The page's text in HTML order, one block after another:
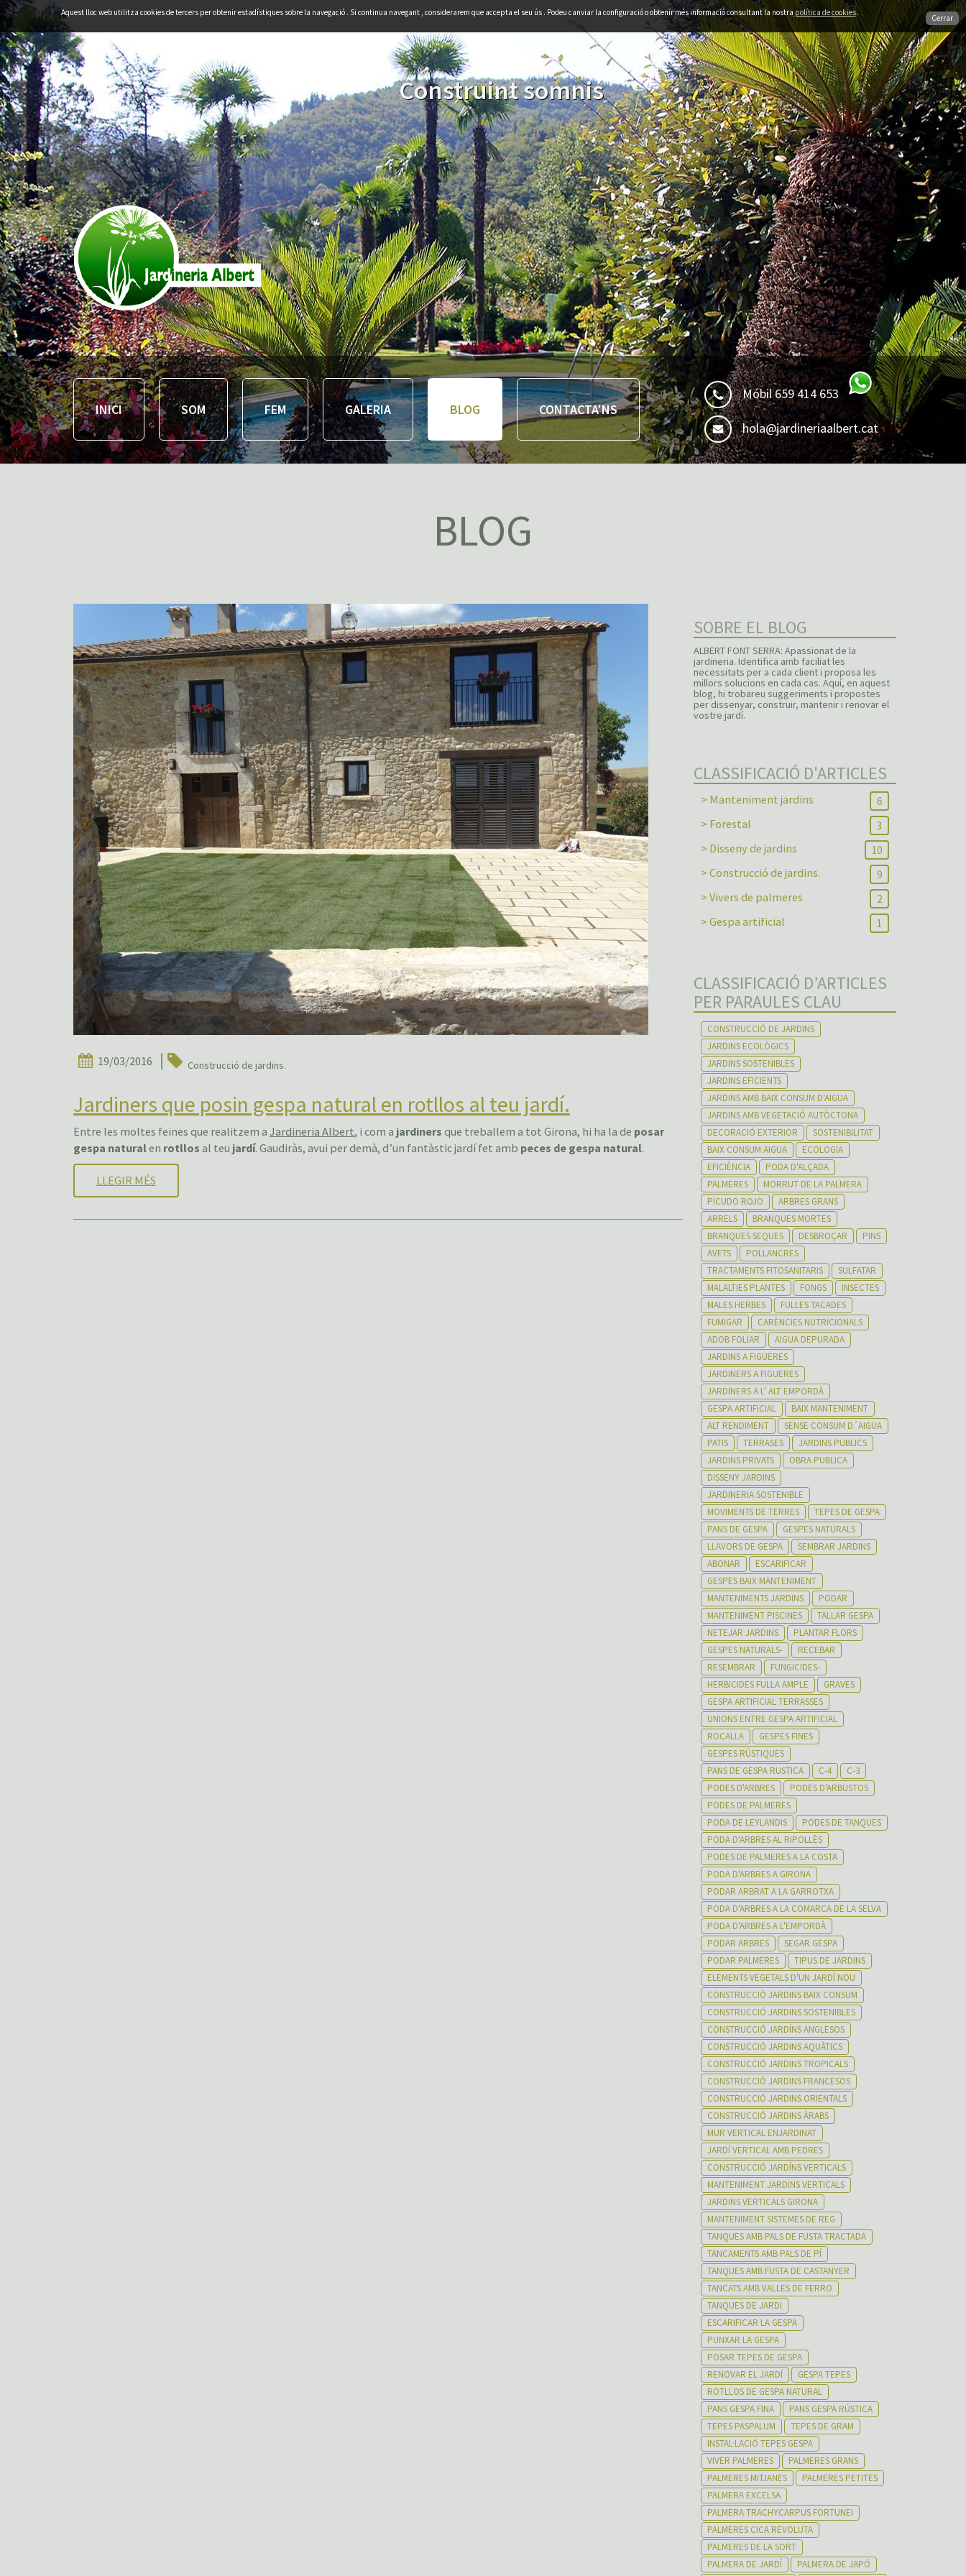
Construint somnis
INICI SOM FEM GALERIA BLOG CONTACTA'NS
Móbil 659 414 653
hola@jardineriaalbert.cat
BLOG
19/03/2016 Construcció de jardins.
Jardiners que posin gespa natural en rotllos al teu jardí.
Entre les moltes feines que realitzem a Jardineria Albert, i com a jardiners que treballem a tot Girona, hi ha la de posar
gespa naturalen rotllos al teu jardí. Gaudiràs, avui per demà, d’un fantàstic jardí fet amb peces de gespa natural.
LLEGIR MÉS
SOBRE EL BLOG
ALBERT FONT SERRA: Apassionat de la
jardineria. Identifica amb faciliat les
necessitats per a cada client i proposa les
millors solucions en cada cas. Aquí, en aquest
blog, hi trobareu suggeriments i propostes
per dissenyar, construir, mantenir i renovar el
vostre jardí.
CLASSIFICACIÓ D'ARTICLES
> Manteniment jardins 6
> Forestal 3
> Disseny de jardins 10
> Construcció de jardins. 9
> Vivers de palmeres 2
> Gespa artificial 1
CLASSIFICACIÓ D’ARTICLES
PER PARAULES CLAU
CONSTRUCCIÓ DE JARDINS
JARDINS ECOLÒGICS
JARDINS SOSTENIBLES
JARDINS EFICIENTS
JARDINS AMB BAIX CONSUM D'AIGUA
JARDINS AMB VEGETACIÓ AUTÒCTONA
DECORACIÓ EXTERIOR
SOSTENIBILITAT
BAIX CONSUM AIGUA
ECOLOGIA
EFICIÈNCIA
PODA D'ALÇADA
PALMERES
MORRUT DE LA PALMERA
PICUDO ROJO
ARBRES GRANS
ARRELS
BRANQUES MORTES
BRANQUES SEQUES
DESBROÇAR
PINS
AVETS
POLLANCRES
TRACTAMENTS FITOSANITARIS
SULFATAR
MALALTIES PLANTES
FONGS
INSECTES
MALES HERBES
FULLES TACADES
FUMIGAR
CARÈNCIES NUTRICIONALS
ADOB FOLIAR
AIGUA DEPURADA
JARDINS A FIGUERES
JARDINERS A FIGUERES
JARDINERS A L' ALT EMPORDÀ
GESPA ARTIFICIAL
BAIX MANTENIMENT
ALT RENDIMENT
SENSE CONSUM D´AIGUA
PATIS
TERRASES
JARDINS PUBLICS
JARDINS PRIVATS
OBRA PUBLICA
DISSENY JARDINS
JARDINERIA SOSTENIBLE
MOVIMENTS DE TERRES
TEPES DE GESPA
PANS DE GESPA
GESPES NATURALS
LLAVORS DE GESPA
SEMBRAR JARDINS
ABONAR
ESCARIFICAR
GESPES BAIX MANTENIMENT
MANTENIMENTS JARDINS
PODAR
MANTENIMENT PISCINES
TALLAR GESPA
NETEJAR JARDINS
PLANTAR FLORS
GESPES NATURALS-
RECEBAR
RESEMBRAR
FUNGICIDES-
HERBICIDES FULLA AMPLE
GRAVES
GESPA ARTIFICIAL TERRASSES
UNIONS ENTRE GESPA ARTIFICIAL
ROCALLA
GESPES FINES
GESPES RÚSTIQUES
PANS DE GESPA RUSTICA
C-4
C-3
PODES D'ARBRES
PODES D'ARBUSTOS
PODES DE PALMERES
PODA DE LEYLANDIS
PODES DE TANQUES
PODA D'ARBRES AL RIPOLLÈS
PODES DE PALMERES A LA COSTA
PODA D'ARBRES A GIRONA
PODAR ARBRAT A LA GARROTXA
PODA D'ARBRES A LA COMARCA DE LA SELVA
PODA D'ARBRES A L'EMPORDÀ
PODAR ARBRES
SEGAR GESPA
PODAR PALMERES
TIPUS DE JARDINS
ELEMENTS VEGETALS D'UN JARDÍ NOU
CONSTRUCCIÓ JARDINS BAIX CONSUM
CONSTRUCCIÓ JARDINS SOSTENIBLES
CONSTRUCCIÓ JARDÍNS ANGLESOS
CONSTRUCCIÓ JARDINS AQUÀTICS
CONSTRUCCIÓ JARDINS TROPICALS
CONSTRUCCIÓ JARDINS FRANCESOS
CONSTRUCCIÓ JARDINS ORIENTALS
CONSTRUCCIÓ JARDINS ÀRABS
MUR VERTICAL ENJARDINAT
JARDÍ VERTICAL AMB PEDRES
CONSTRUCCIÓ JARDÍNS VERTICALS
MANTENIMENT JARDINS VERTICALS
JARDINS VERTICALS GIRONA
MANTENIMENT SISTEMES DE REG
TANQUES AMB PALS DE FUSTA TRACTADA
TANCAMENTS AMB PALS DE PÍ
TANQUES AMB FUSTA DE CASTANYER
TANCATS AMB VALLES DE FERRO
TANQUES DE JARDI
ESCARIFICAR LA GESPA
PUNXAR LA GESPA
POSAR TEPES DE GESPA
RENOVAR EL JARDÍ
GESPA TEPES
ROTLLOS DE GESPA NATURAL
PANS GESPA FINA
PANS GESPA RÚSTICA
TEPES PASPALUM
TEPES DE GRAM
INSTAL·LACIÓ TEPES GESPA
VIVER PALMERES
PALMERES GRANS
PALMERES MITJANES
PALMERES PETITES
PALMERA EXCELSA
PALMERA TRACHYCARPUS FORTUNEI
PALMERES CICA REVOLUTA
PALMERES DE LA SORT
PALMERA DE JARDÍ
PALMERA DE JAPÓ
Cerrar
Aquest lloc web utilitza cookies de tercers per obtenir estadístiques sobre la navegació . Si continua navegant , considerarem que accepta el seu ús . Podeu canviar la configuració o obtenir més informació consultant la nostra política de cookies.